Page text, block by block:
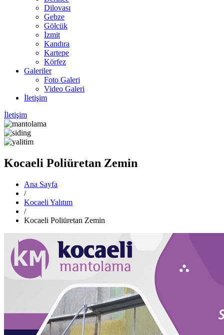
Dilovası
Gebze
Gölcük
İzmit
Kandıra
Kartepe
Körfez
Galeriler
Foto Galeri
Video Galeri
İletişim
İletişim
Kocaeli Poliüretan Zemin
Ana Sayfa
/
Kocaeli Yalıtım
/
Kocaeli Poliüretan Zemin